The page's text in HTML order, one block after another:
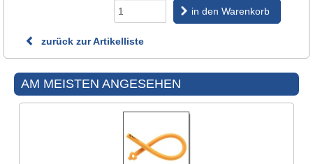
in den Warenkorb
zurück zur Artikelliste
AM MEISTEN ANGESEHEN